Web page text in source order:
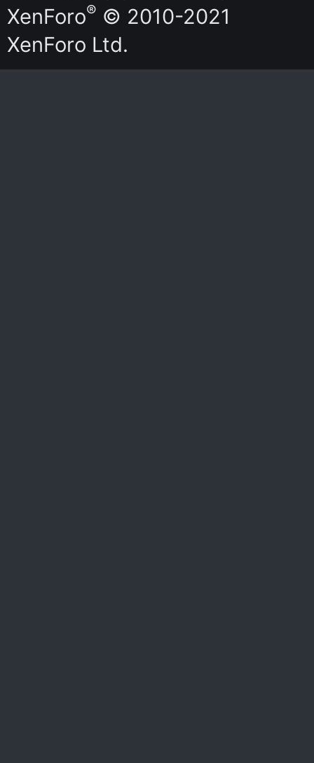
XenForo® © 2010-2021
XenForo Ltd.